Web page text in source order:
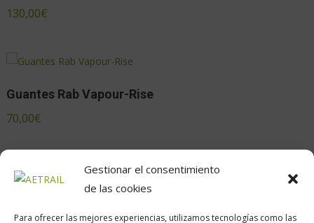
Gestionar el consentimiento
de las cookies
Para ofrecer las mejores experiencias, utilizamos tecnologías como las
130,00€
Guantes Rab Vapour-Rise
70,00€